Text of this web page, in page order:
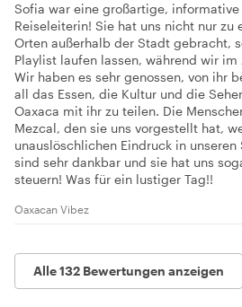
Sofia war eine großartige,
Reiseleiterin! Sie hat uns nicht nur zu
Orten außerhalb der Stadt gebracht,
Playlist laufen lassen, während wir im
Wir haben es sehr genossen, von ihr
all das Essen, die Kultur und die
Oaxaca mit ihr zu teilen. Die
Mezcal, den sie uns vorgestellt hat,
unauslöschlichen Eindruck in
sind sehr dankbar und sie hat uns
steuern! Was für ein lustiger Tag!!
Oaxacan Vibez
Alle 132 Bewertungen anzeigen